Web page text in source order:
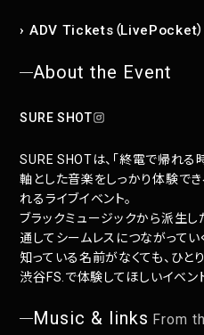
› ADV Tickets（LivePocket）
About the Event
SURE SHOT
SURE SHOTは、「終電で帰れる
軸とした音楽をしっかり体験で
れるライブイベント。
ブラックミュージックから派生
通してシームレスにつながってい
知っている名前がなくても、ひと
渋谷FS.で体験してほしいイベン
Music & links From